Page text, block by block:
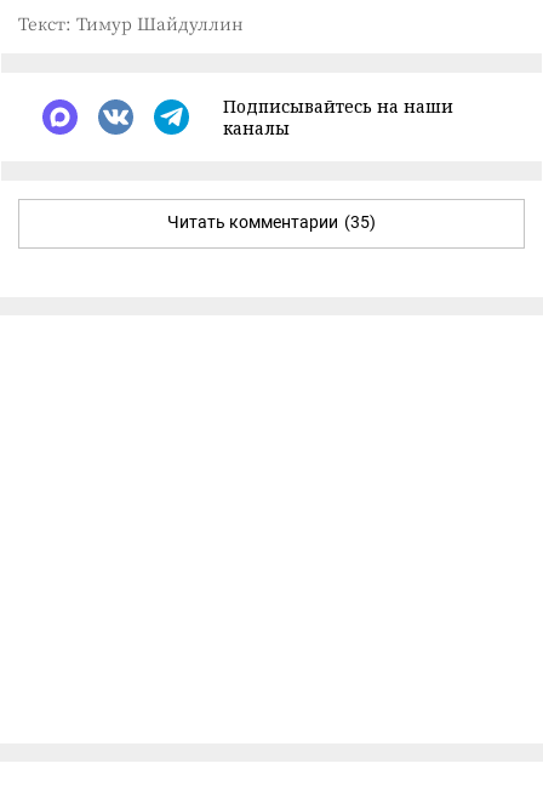
Текст: Тимур Шайдуллин
Подписывайтесь на наши
каналы
Читать комментарии (35)